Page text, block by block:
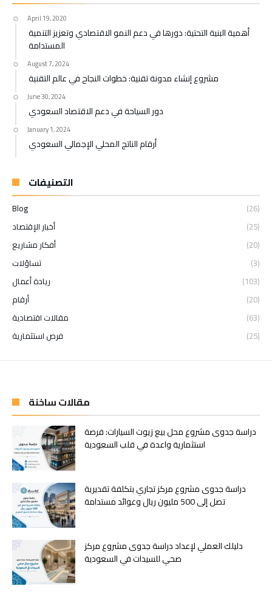
April 19, 2020
أهمية البنية التحتية: دورها في دعم النمو الاقتصادي وتعزيز التنمية
المستدامة
August 7, 2024
مشروع إنشاء مدونة تقنية: خطوات النجاح في عالم التقنية
June 30, 2024
دور السياحة في دعم الاقتصاد السعودي
January 1, 2024
أرقام الناتج المحلي الإجمالي السعودي
التصنيفات
Blog
(26)
أخبار الإقتصاد
(25)
أفكار مشاريع
(20)
تساؤلات
(3)
ريادة أعمال
(103)
أرقام
(20)
مقالات اقتصادية
(63)
فرص استثمارية
(25)
مقالات ساخنة
دراسة جدوى مشروع محل بيع زيوت السيارات: فرصة
استثمارية واعدة في قلب السعودية
دراسة جدوى مشروع مركز تجاري بتكلفة تقديرية
تصل إلى 500 مليون ريال وعوائد مستدامة
دليلك العملي لإعداد دراسة جدوى مشروع مركز
صحي للسيدات في السعودية